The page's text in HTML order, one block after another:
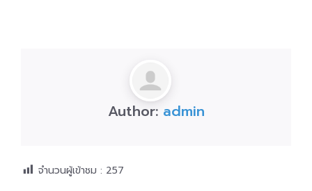
Author: admin
จำนวนผู้เข้าชม : 257